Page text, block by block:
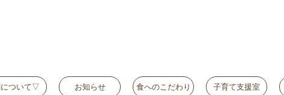
について▽ お知らせ 食へのこだわり 子育て支援室